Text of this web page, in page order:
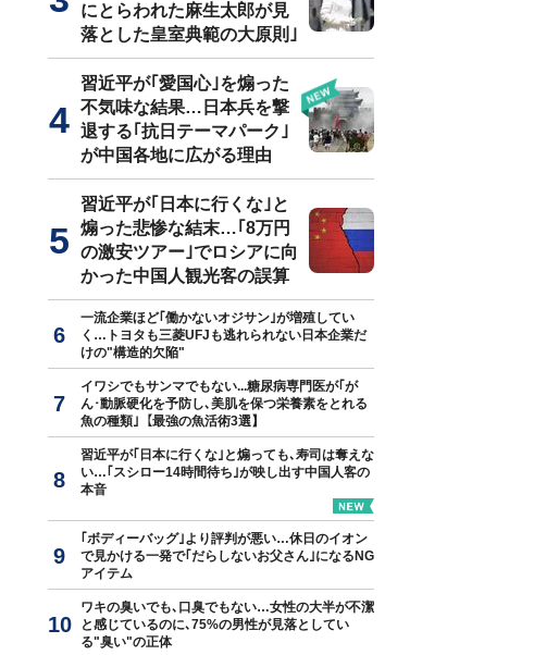
にとらわれた麻生太郎が見
落とした皇室典範の大原則｣
習近平が｢愛国心｣を煽った
不気味な結果…日本兵を撃
退する｢抗日テーマパーク｣
が中国各地に広がる理由
習近平が｢日本に行くな｣と
煽った悲惨な結末…｢8万円
の激安ツアー｣でロシアに向
かった中国人観光客の誤算
一流企業ほど｢働かないオジサン｣が増殖してい
く…トヨタも三菱UFJも逃れられない日本企業だ
けの"構造的欠陥"
イワシでもサンマでもない...糖尿病専門医が｢が
ん･動脈硬化を予防し､美肌を保つ栄養素をとれる
魚の種類｣【最強の魚活術3選】
習近平が｢日本に行くな｣と煽っても､寿司は奪えな
い…｢スシロー14時間待ち｣が映し出す中国人客の
本音
｢ボディーバッグ｣より評判が悪い…休日のイオン
で見かける一発で｢だらしないお父さん｣になるNG
アイテム
ワキの臭いでも､口臭でもない…女性の大半が不潔
と感じているのに､75%の男性が見落としてい
る"臭い"の正体